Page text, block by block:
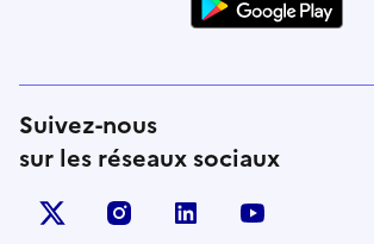
Suivez-nous
sur les réseaux sociaux
X (anciennement Twitter)
instagramlinkedin